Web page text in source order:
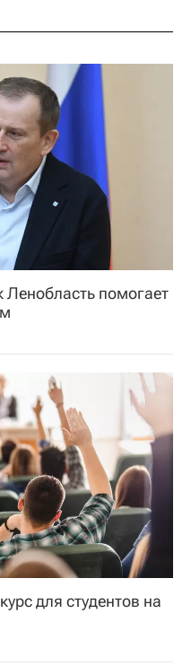
Ленобласть помогает
для студентов на